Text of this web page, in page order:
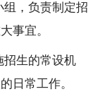
，负责制定招
事宜。
招生的常设机
日常工作。